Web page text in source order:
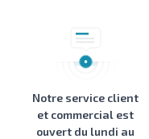
Notre service client
et commercial est
ouvert du lundi au